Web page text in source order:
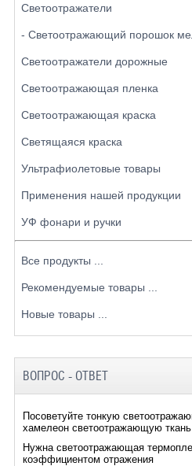
Светоотражатели
- Светоотражающий порошок
Светоотражатели дорожные
Светоотражающая пленка
Светоотражающая краска
Светящаяся краска
Ультрафиолетовые товары
Применения нашей продукции
УФ фонари и ручки
Все продукты ...
Рекомендуемые товары ...
Новые товары ...
ВОПРОС - ОТВЕТ
Посоветуйте тонкую
хамелеон светоотражающую ткань
Нужна светоотражающая
коэффициентом отражения